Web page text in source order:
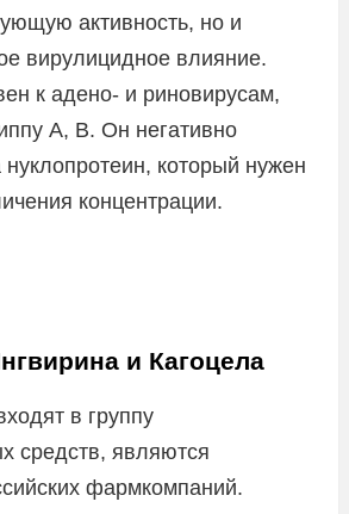
активность, но и
вирулицидное влияние.
к адено- и риновирусам,
А, В. Он негативно
нуклопротеин, который нужен
концентрации.
и Кагоцела
в группу
средств, являются
фармкомпаний.